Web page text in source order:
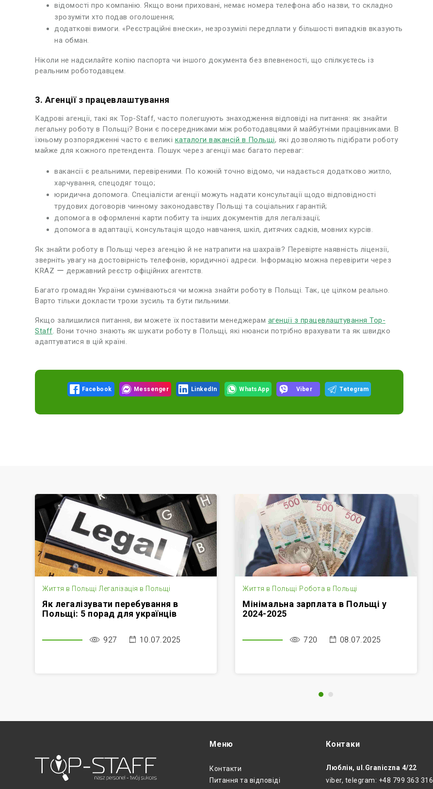
відомості про компанію. Якщо вони приховані, немає номера телефона або назви, то складно
зрозуміти хто подав оголошення;
додаткові вимоги. «Реєстраційні внески», незрозумілі передплати у більшості випадків вказують
на обман.
Ніколи не надсилайте копію паспорта чи іншого документа без впевненості, що спілкуєтесь із
реальним роботодавцем.
3. Агенції з працевлаштування
Кадрові агенції, такі як Top-Staff, часто полегшують знаходження відповіді на питання: як знайти
легальну роботу в Польщі? Вони є посередниками між роботодавцями й майбутніми працівниками. В
їхньому розпорядженні часто є великі каталоги вакансій в Польщі, які дозволяють підібрати роботу
майже для кожного претендента. Пошук через агенції має багато переваг:
вакансії є реальними, перевіреними. По кожній точно відомо, чи надається додатково житло,
харчування, спецодяг тощо;
юридична допомога. Спеціалісти агенції можуть надати консультації щодо відповідності
трудових договорів чинному законодавству Польщі та соціальних гарантій;
допомога в оформленні карти побиту та інших документів для легалізації;
допомога в адаптації, консультація щодо навчання, шкіл, дитячих садків, мовних курсів.
Як знайти роботу в Польщі через агенцію й не натрапити на шахраїв? Перевірте наявність ліцензії,
зверніть увагу на достовірність телефонів, юридичної адреси. Інформацію можна перевірити через
KRAZ ー державний реєстр офіційних агентств.
Багато громадян України сумніваються чи можна знайти роботу в Польщі. Так, це цілком реально.
Варто тільки докласти трохи зусиль та бути пильними.
Якщо залишилися питання, ви можете їх поставити менеджерам агенції з працевлаштування Top-
Staff Вони точно знають як шукати роботу в Польщі, які нюанси потрібно врахувати та як швидко
адаптуватися в цій країні.
Facebook Messenger LinkedIn WhatsApp Viber Tetegram
Життя в Польщі Легалізація в Польщі
Як легалізувати перебування в
Польщі: 5 порад для українців
927 10.07.2025
Життя в Польщі Робота в Польщі
Мінімальна зарплата в Польщі у
2024-2025
720 08.07.2025
Меню
Контакти
Питання та відповіді
Контаки
Люблін, ul.Graniczna 4/22
viber, telegram: +48 799 363 316